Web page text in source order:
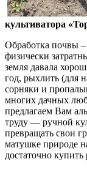
культиватора
Обработка почвы
физически
земля давала
год, рыхлить (для
сорняки и
многих дачных
предлагаем Вам
труду — ручной
превращать свои
матушке природе
достаточно